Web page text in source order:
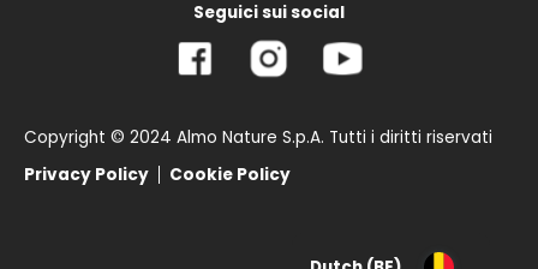
Seguici sui social
Copyright © 2024 Almo Nature S.p.A. Tutti i diritti riservati
Privacy Policy
Cookie Policy